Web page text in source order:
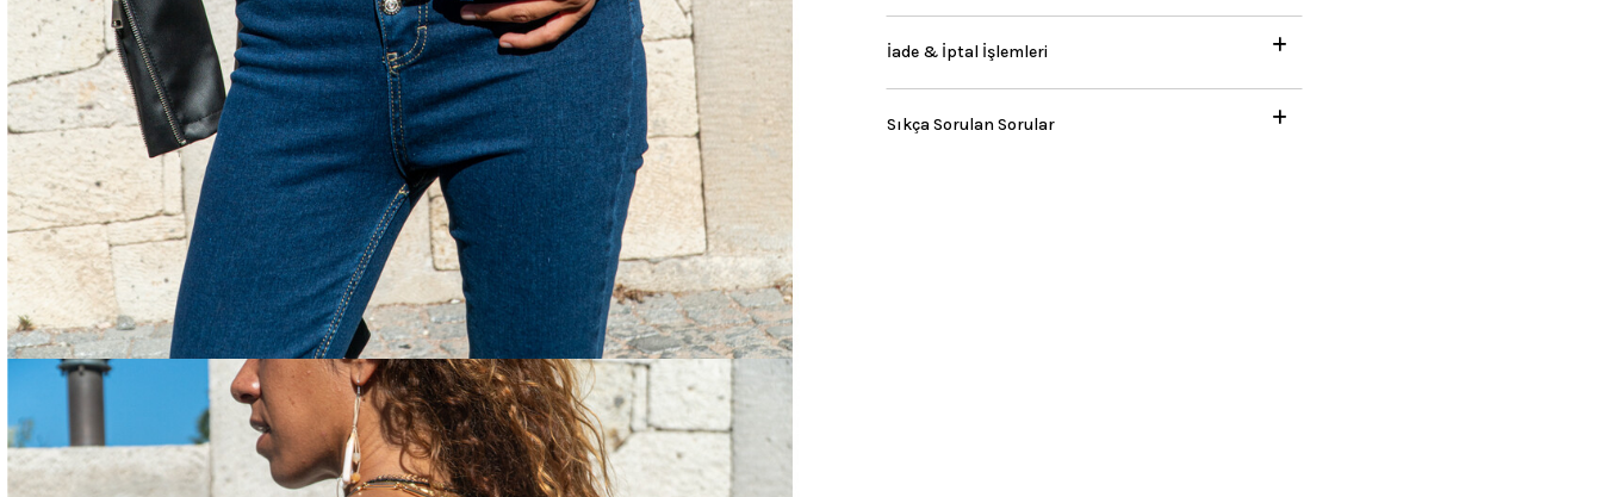
İade & İptal İşlemleri
Sıkça Sorulan Sorular